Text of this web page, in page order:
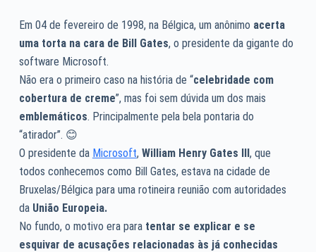
Em 04 de fevereiro de 1998, na Bélgica, um anônimo acerta
uma torta na cara de Bill Gates, o presidente da gigante do
software Microsoft.
Não era o primeiro caso na história de “celebridade com
cobertura de creme”, mas foi sem dúvida um dos mais
emblemáticos. Principalmente pela bela pontaria do
“atirador”. 😊
O presidente da Microsoft, William Henry Gates III, que
todos conhecemos como Bill Gates, estava na cidade de
Bruxelas/Bélgica para uma rotineira reunião com autoridades
da União Europeia.
No fundo, o motivo era para tentar se explicar e se
esquivar de acusações relacionadas às já conhecidas